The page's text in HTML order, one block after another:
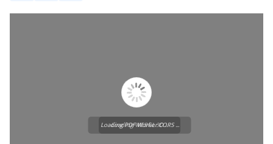
Loading WEBGL 3D ...
Loading PDF Worker CORS ...